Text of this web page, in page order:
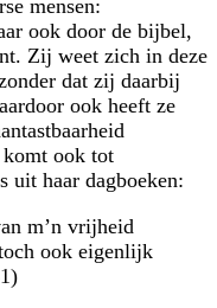
mensen:
ook door de bijbel,
Zij weet zich in deze
dat zij daarbij
ook heeft ze
komt ook tot
uit haar dagboeken:
m’n vrijheid
ook eigenlijk